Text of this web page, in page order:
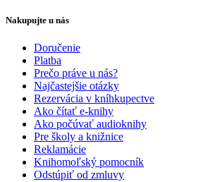
Nakupujte u nás
Doručenie
Platba
Prečo práve u nás?
Najčastejšie otázky
Rezervácia v kníhkupectve
Ako čítať e-knihy
Ako počúvať audioknihy
Pre školy a knižnice
Reklamácie
Knihomoľský pomocník
Odstúpiť od zmluvy